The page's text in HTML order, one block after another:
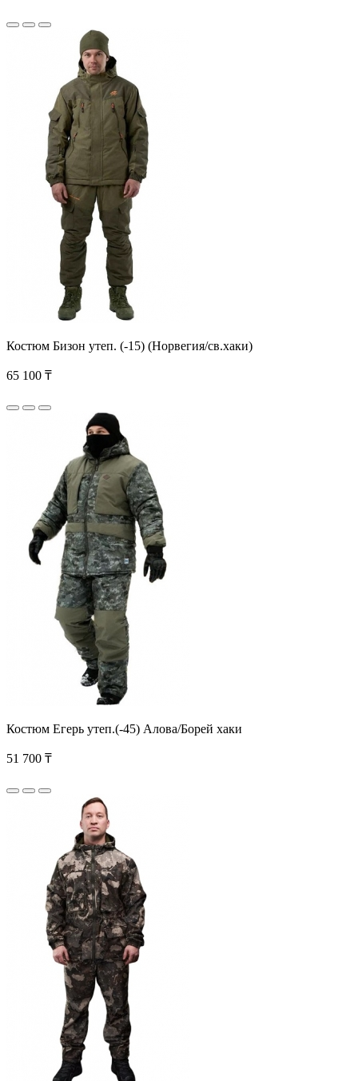
Костюм Бизон утеп. (-15) (Норвегия/св.хаки)
65 100 ₸
Костюм Егерь утеп.(-45) Алова/Борей хаки
51 700 ₸